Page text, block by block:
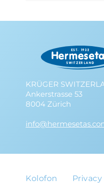
KRÜGER
Ankerstrasse 53
8004 Zürich
Kolofon